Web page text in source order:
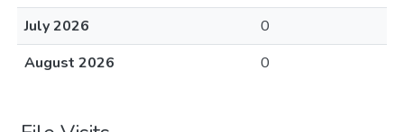
July 2026
0
August 2026
0